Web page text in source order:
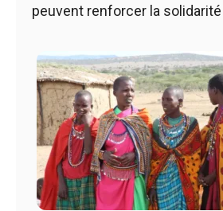
peuvent renforcer la